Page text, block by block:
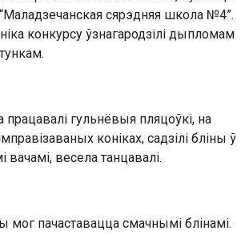
сярэдняя школа №4”.
конкурсу ўзнагародзілі дыпломам
працавалі гульнёвыя пляцоўкі, на
коніках, садзілі бліны ў
вачамі, весела танцавалі.
пачаставацца смачнымі блінамі.